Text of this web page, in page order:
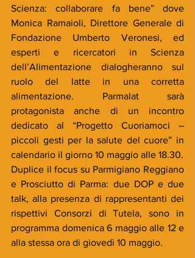
Scienza: collaborare fa bene” dove
Monica Ramaioli, Direttore Generale di
Fondazione Umberto Veronesi, ed
esperti e ricercatori in Scienza
dell’Alimentazione dialogheranno sul
ruolo del latte in una corretta
alimentazione. Parmalat sarà
protagonista anche di un incontro
dedicato al “Progetto Cuoriamoci –
piccoli gesti per la salute del cuore” in
Duplice il focus su Parmigiano Reggiano
e Prosciutto di Parma: due DOP e due
talk, alla presenza di rappresentanti dei
rispettivi Consorzi di Tutela, sono in
programma domenica 6 maggio alle 12 e
alla stessa ora di giovedì 10 maggio.